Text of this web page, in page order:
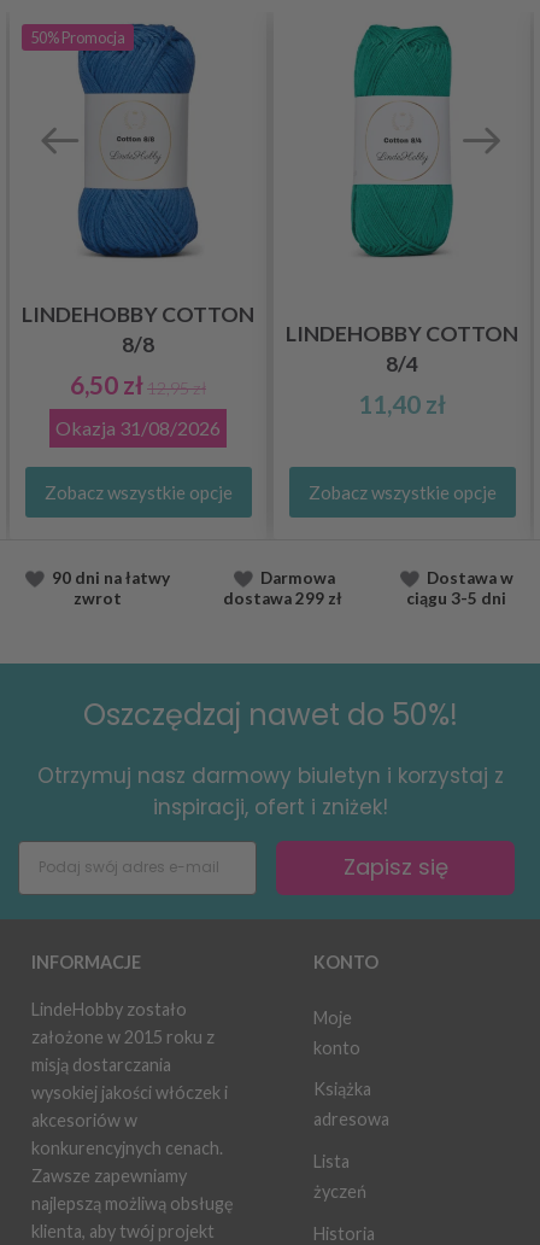
50%Promocja
LINDEHOBBY COTTON
8/8
6,50 zł12,95 zł
Okazja 31/08/2026
Zobacz wszystkie opcje
LINDEHOBBY COTTON
8/4
11,40 zł
Zobacz wszystkie opcje
90 dni na łatwy
zwrot
Darmowa
dostawa299 zł
Dostawaw
ciągu 3-5 dni
Oszczędzaj nawet do 50%!
Otrzymuj nasz darmowy biuletyn i korzystaj z
inspiracji, ofert i zniżek!
Zapisz się
INFORMACJE
LindeHobby zostało
założone w 2015 roku z
misją dostarczania
wysokiej jakości włóczek i
akcesoriów w
konkurencyjnych cenach.
Zawsze zapewniamy
najlepszą możliwą obsługę
klienta, aby twój projekt
KONTO
Moje
konto
Książka
adresowa
Lista
życzeń
Historia